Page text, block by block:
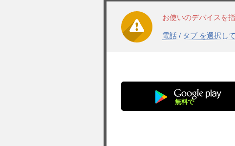
お使いのデバイスを
電話 / タブ を選択し
無料で